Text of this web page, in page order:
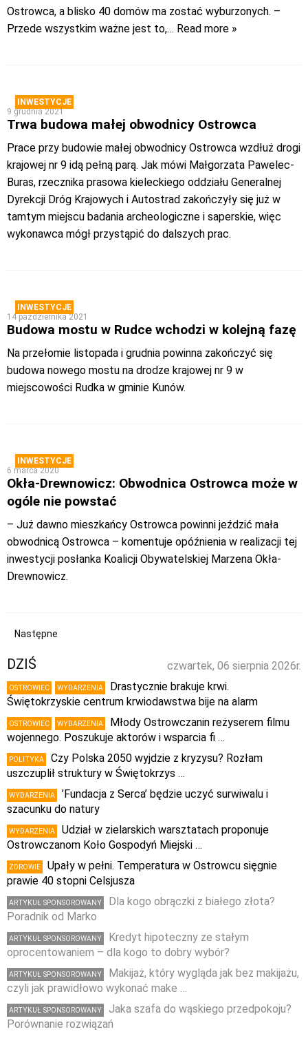
Ostrowca, a blisko 40 domów ma zostać wyburzonych. –
Przede wszystkim ważne jest to,… Read more »
INWESTYCJE
9 grudnia 2021
Trwa budowa małej obwodnicy Ostrowca
Prace przy budowie małej obwodnicy Ostrowca wzdłuż drogi
krajowej nr 9 idą pełną parą. Jak mówi Małgorzata Pawelec-
Buras, rzecznika prasowa kieleckiego oddziału Generalnej
Dyrekcji Dróg Krajowych i Autostrad zakończyły się już w
tamtym miejscu badania archeologiczne i saperskie, więc
wykonawca mógł przystąpić do dalszych prac.
INWESTYCJE
14 października 2021
Budowa mostu w Rudce wchodzi w kolejną fazę
Na przełomie listopada i grudnia powinna zakończyć się
budowa nowego mostu na drodze krajowej nr 9 w
miejscowości Rudka w gminie Kunów.
INWESTYCJE
6 marca 2020
Okła-Drewnowicz: Obwodnica Ostrowca może w
ogóle nie powstać
– Już dawno mieszkańcy Ostrowca powinni jeździć mała
obwodnicą Ostrowca – komentuje opóźnienia w realizacji tej
inwestycji posłanka Koalicji Obywatelskiej Marzena Okła-
Drewnowicz.
Następne
czwartek, 06 sierpnia 2026r.
DZIŚ
OSTROWIEC WYDARZENIA
Drastycznie brakuje krwi.
Świętokrzyskie centrum krwiodawstwa bije na alarm
OSTROWIEC WYDARZENIA
Młody Ostrowczanin reżyserem filmu
wojennego. Poszukuje aktorów i wsparcia fi …
POLITYKA
Czy Polska 2050 wyjdzie z kryzysu? Rozłam
uszczuplił struktury w Świętokrzys …
WYDARZENIA
’Fundacja z Serca’ będzie uczyć surwiwalu i
szacunku do natury
WYDARZENIA
Udział w zielarskich warsztatach proponuje
Ostrowczanom Koło Gospodyń Miejski …
ZDROWIE
Upały w pełni. Temperatura w Ostrowcu sięgnie
prawie 40 stopni Celsjusza
ARTYKUŁ SPONSOROWANY
Dla kogo obrączki z białego złota?
Poradnik od Marko
ARTYKUŁ SPONSOROWANY
Kredyt hipoteczny ze stałym
oprocentowaniem – dla kogo to dobry wybór?
ARTYKUŁ SPONSOROWANY
Makijaż, który wygląda jak bez makijażu,
czyli jak prawidłowo wykonać make …
ARTYKUŁ SPONSOROWANY
Jaka szafa do wąskiego przedpokoju?
Porównanie rozwiązań